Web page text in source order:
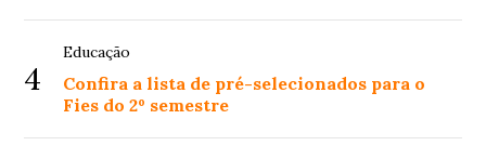
4
Educação
Confira a lista de pré-selecionados para o
Fies do 2º semestre